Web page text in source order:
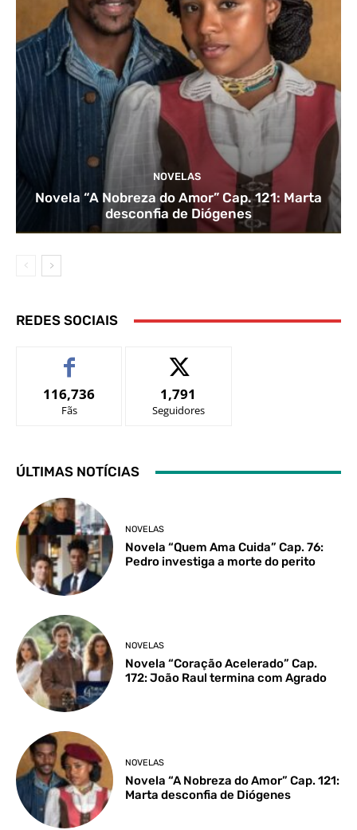
NOVELAS
Novela “A Nobreza do Amor” Cap. 121: Marta
desconfia de Diógenes
REDES SOCIAIS
116,736
Fãs
1,791
Seguidores
ÚLTIMAS NOTÍCIAS
NOVELAS
Novela “Quem Ama Cuida” Cap. 76:
Pedro investiga a morte do perito
NOVELAS
Novela “Coração Acelerado” Cap.
172: João Raul termina com Agrado
NOVELAS
Novela “A Nobreza do Amor” Cap. 121:
Marta desconfia de Diógenes